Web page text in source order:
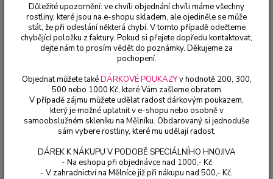
Okrasné keře
Buddleja cultivars, Motýlí keř, Letní šeřík trpasličí,
modrý - 1004M
Buddleja cultivars, Motýlí keř,
Letní šeřík trpasličí, modrý -
1004M
Důležité upozornění: ve chvíli objednání chvíli máme všechny
rostliny, které jsou na e-shopu skladem, ale ojediněle se může
stát, že při odeslání některá chybí. V tomto případě odečteme
chybějící položku z faktury. Pokud si přejete dopředu kontaktovat,
dejte nám to prosím vědět do poznámky. Děkujeme za
pochopení.
Objednat můžete takéDÁRKOVÉ POUKAZYv hodnotě 200, 300,
500 nebo 1000 Kč, které Vám zašleme obratem
V případě zájmu můžete udělat radost dárkovým poukazem,
který je možné uplatnit v e-shopu nebo osobně v
samoobslužném skleníku na Mělníku. Obdarovaný si jednoduše
sám vybere rostliny, které mu udělají radost.
DÁREK K NÁKUPU V PODOBĚ SPECIÁLNÍHO HNOJIVA
- Na eshopu při objednávce nad 1000,- Kč
- V zahradnictví na Mělníce již při nákupu nad 500,- Kč.